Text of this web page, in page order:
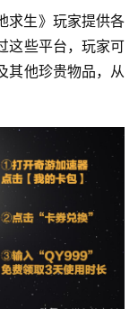
求生》玩家提供各
这些平台，玩家可
其他珍贵物品，从